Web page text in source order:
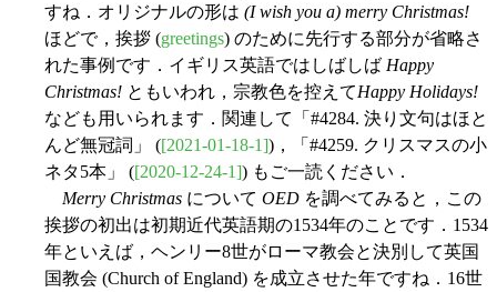
すね．オリジナルの形は (I wish you a) merry Christmas!
ほどで，挨拶 (greetings) のために先行する部分が省略さ
れた事例です．イギリス英語ではしばしば Happy
Christmas! ともいわれ，宗教色を控えてHappy Holidays!
なども用いられます．関連して「#4284. 決り文句はほと
んど無冠詞」 ([2021-01-18-1])，「#4259. クリスマスの小
ネタ5本」 ([2020-12-24-1]) もご一読ください．
Merry Christmas について OED を調べてみると，この
挨拶の初出は初期近代英語期の1534年のことです．1534
年といえば，ヘンリー8世がローマ教会と決別して英国
国教会 (Church of England) を成立させた年ですね．16世